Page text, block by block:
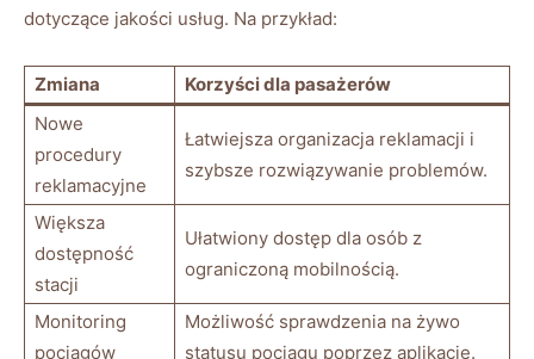
⁣dotyczące jakości usług. Na przykład:
Zmiana
Korzyści dla pasażerów
Nowe⁤
procedury⁢
reklamacyjne
Łatwiejsza‍ organizacja reklamacji i​
szybsze‌ rozwiązywanie‍ problemów.
Większa
dostępność
stacji
Ułatwiony dostęp dla ‍osób ​z
ograniczoną ‍mobilnością.
Monitoring
‌pociągów
Możliwość‌ sprawdzenia‌ na⁣ żywo
⁢statusu pociągu poprzez aplikacje.